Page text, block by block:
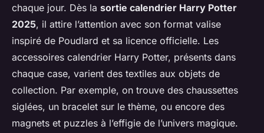
chaque jour. Dès la sortie calendrier Harry Potter
2025, il attire l’attention avec son format valise
inspiré de Poudlard et sa licence officielle. Les
accessoires calendrier Harry Potter, présents dans
chaque case, varient des textiles aux objets de
collection. Par exemple, on trouve des chaussettes
siglées, un bracelet sur le thème, ou encore des
magnets et puzzles à l’effigie de l’univers magique.